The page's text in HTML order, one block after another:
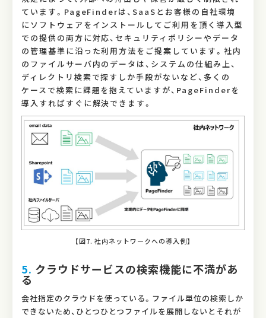
ています。PageFinderは、SaaSとお客様の自社環境
にソフトウェアをインストールしてご利用を頂く導入型
での提供の両方に対応、セキュリティポリシーやデータ
の管理基準に沿った利用方法をご提案しています。社内
のファイルサーバ内のデータは、システムの仕組み上、
ディレクトリ検索で探すしか手段がないなど、多くの
ケースで検索に課題を抱えていますが、PageFinderを
導入すればすぐに解決できます。
【図7. 社内ネットワークへの導入例】
5. クラウドサービスの検索機能に不満があ
る
会社指定のクラウドを使っている。ファイル単位の検索しか
できないため、ひとつひとつファイルを展開しないとそれが